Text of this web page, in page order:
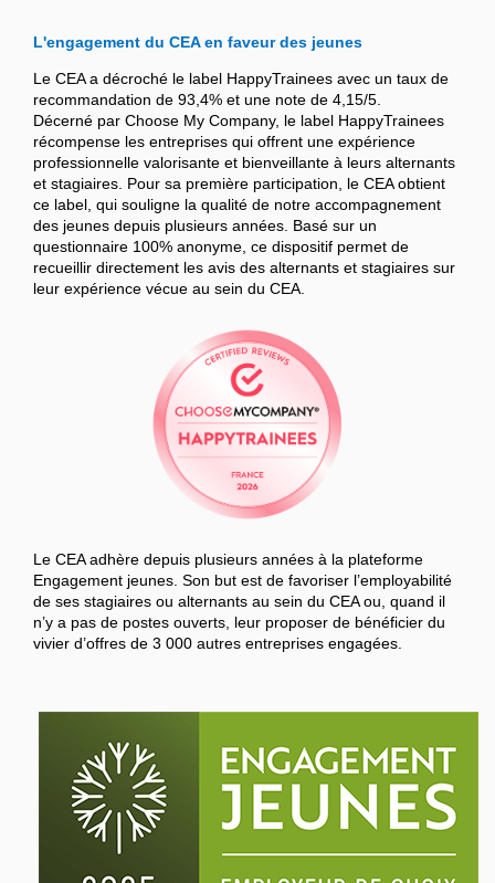
L'engagement du CEA en faveur des jeunes
Le CEA a décroché le label HappyTrainees avec un taux de
recommandation de 93,4% et une note de 4,15/5.
Décerné par Choose My Company, le label HappyTrainees
récompense les entreprises qui offrent une expérience
professionnelle valorisante et bienveillante à leurs alternants
et stagiaires. Pour sa première participation, le CEA obtient
ce label, qui souligne la qualité de notre accompagnement
des jeunes depuis plusieurs années. Basé sur un
questionnaire 100% anonyme, ce dispositif permet de
recueillir directement les avis des alternants et stagiaires sur
leur expérience vécue au sein du CEA.
Le CEA adhère depuis plusieurs années à la plateforme
Engagement jeunes. Son but est de favoriser l’employabilité
de ses stagiaires ou alternants au sein du CEA ou, quand il
n’y a pas de postes ouverts, leur proposer de bénéficier du
vivier d’offres de 3 000 autres entreprises engagées.